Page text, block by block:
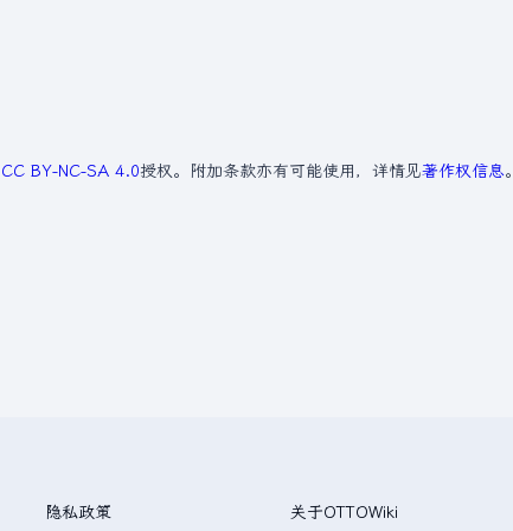
CC BY-NC-SA 4.0授权。附加条款亦有可能使用，详情见著作权信息。
隐私政策 关于OTTOWiki